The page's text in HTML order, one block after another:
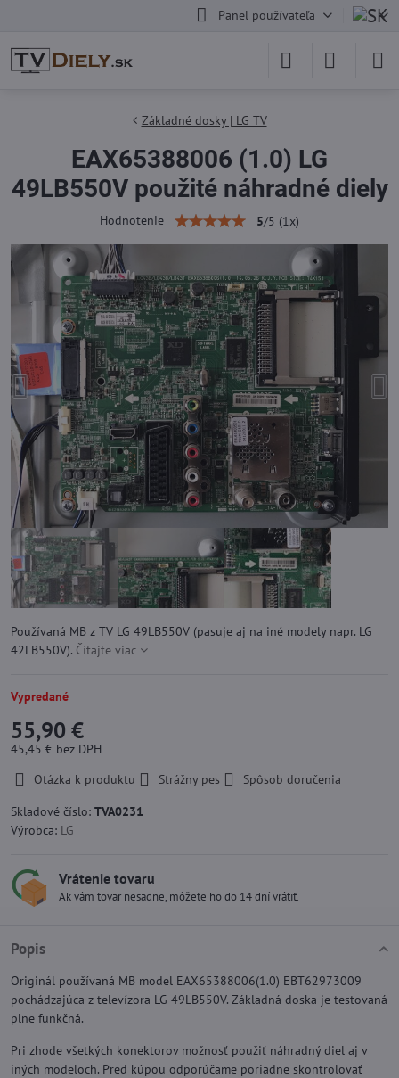
Panel používateľa
Základné dosky | LG TV
EAX65388006 (1.0) LG
49LB550V použité náhradné diely
Hodnotenie 5/5 (1 x)
Používaná MB z TV LG 49LB550V (pasuje aj na iné modely napr. LG
42LB550V). Čítajte viac
Vypredané
55,90 €
45,45 € bez DPH
Otázka k produktu
Strážny pes
Spôsob doručenia
Skladové číslo: TVA0231
Výrobca: LG
Vrátenie tovaru
Ak vám tovar nesadne, môžete ho do 14 dní vrátiť.
Popis
Originál používaná MB model EAX65388006(1.0) EBT62973009
pochádzajúca z televízora LG 49LB550V. Základná doska je testovaná
plne funkčná.
Pri zhode všetkých konektorov možnosť použiť náhradný diel aj v
iných modeloch. Pred kúpou odporúčame poriadne skontrolovať